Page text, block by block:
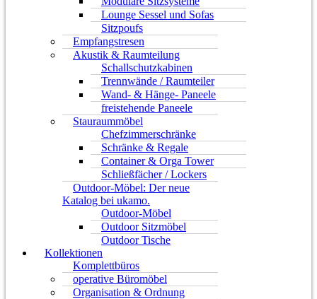
Lounge Sessel und Sofas
Sitzpoufs
Empfangstresen
Akustik & Raumteilung
Schallschutzkabinen
Trennwände / Raumteiler
Wand- & Hänge- Paneele
freistehende Paneele
Stauraummöbel
Chefzimmerschränke
Schränke & Regale
Container & Orga Tower
Schließfächer / Lockers
Outdoor-Möbel: Der neue
Katalog bei ukamo.
Outdoor-Möbel
Outdoor Sitzmöbel
Outdoor Tische
Kollektionen
Komplettbüros
operative Büromöbel
Organisation & Ordnung